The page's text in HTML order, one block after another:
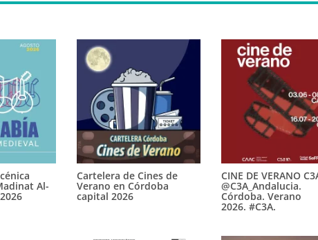
Al-
Cartelera de Cines de
Verano en Córdoba
capital 2026
CINE DE VERANO
@C3A_Andalucia.
Córdoba. Verano
2026. #C3A.